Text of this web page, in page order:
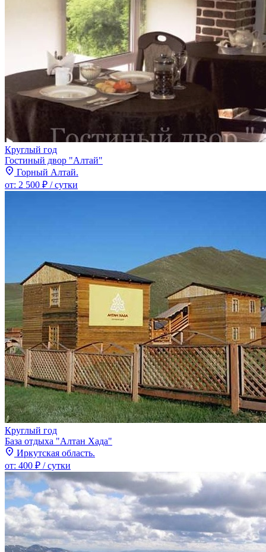
Круглый год
Гостиный двор "Алтай"
Горный Алтай.
от: 2 500 ₽ / сутки
Круглый год
База отдыха "Алтан Хада"
Иркутская область.
от: 400 ₽ / сутки